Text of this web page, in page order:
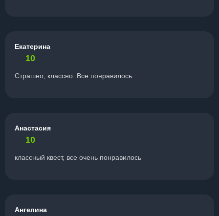
Екатерина
10
Страшно, классно. Все понравилось.
Анастасия
10
классный квест, все очень понравилось
Ангелина